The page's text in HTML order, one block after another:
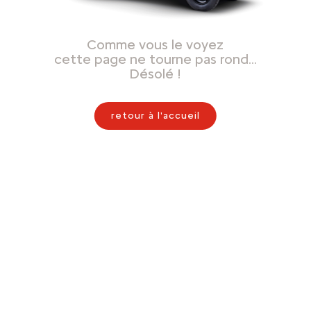
Comme vous le voyez
cette page ne tourne pas rond…
Désolé !
retour à l'accueil